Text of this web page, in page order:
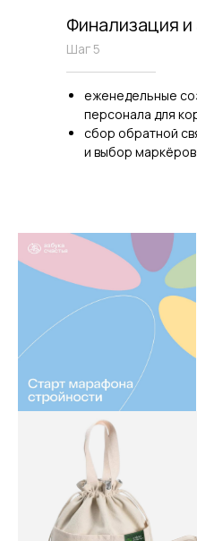
Финализация и
Шаг 5
еженедельные
персонала для
сбор обратной
и выбор маркёров